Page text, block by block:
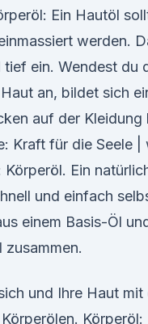
Ein Hautöl
werden.
tief ein. Wendest du
an, bildet sich
auf der Kleidung
Kraft für die Seele
Ein
und einfach
einem Basis-Öl
zusammen.
und Ihre Haut